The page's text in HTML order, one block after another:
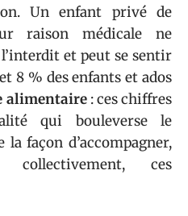
Un enfant privé de
raison médicale ne
et peut se sentir
8 % des enfants et ados
alimentaire: ces chiffres
qui bouleverse le
façon d’accompagner,
collectivement, ces